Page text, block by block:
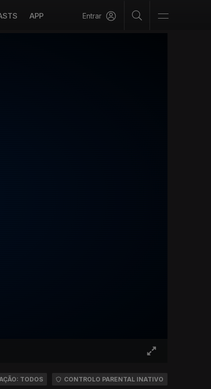
APP Entrar
TODOS CONTROLO PARENTAL INATIVO